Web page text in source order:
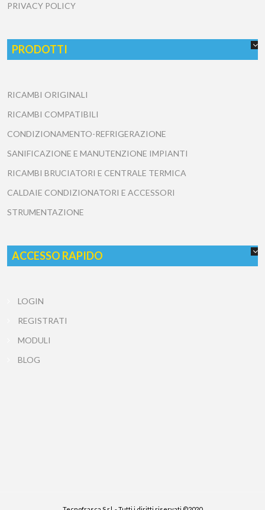
PRIVACY POLICY
PRODOTTI
RICAMBI ORIGINALI
RICAMBI COMPATIBILI
CONDIZIONAMENTO-REFRIGERAZIONE
SANIFICAZIONE E MANUTENZIONE IMPIANTI
RICAMBI BRUCIATORI E CENTRALE TERMICA
CALDAIE CONDIZIONATORI E ACCESSORI
STRUMENTAZIONE
ACCESSO RAPIDO
LOGIN
REGISTRATI
MODULI
BLOG